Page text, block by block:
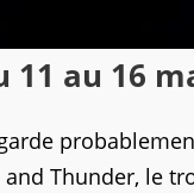
11 au 16
Thunder, le